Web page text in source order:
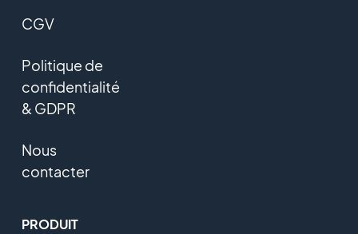
CGV
Politique de
confidentialité
& GDPR
Nous
contacter
PRODUIT